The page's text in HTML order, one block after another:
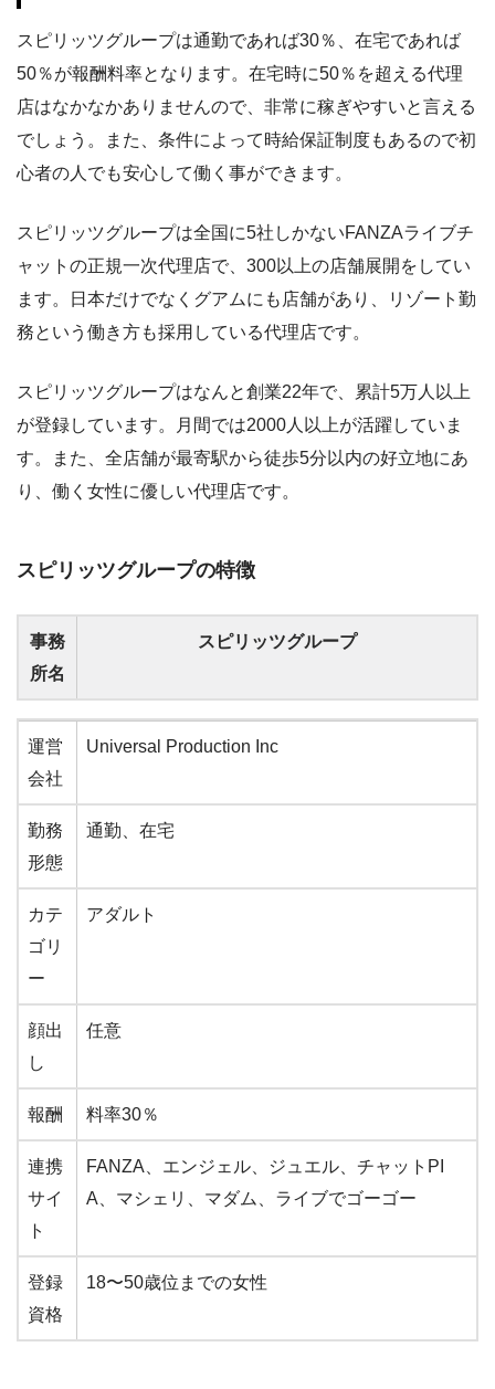
スピリッツグループは通勤であれば30％、在宅であれば
50％が報酬料率となります。在宅時に50％を超える代理
店はなかなかありませんので、非常に稼ぎやすいと言える
でしょう。また、条件によって時給保証制度もあるので初
心者の人でも安心して働く事ができます。
スピリッツグループは全国に5社しかないFANZAライブチ
ャットの正規一次代理店で、300以上の店舗展開をしてい
ます。日本だけでなくグアムにも店舗があり、リゾート勤
務という働き方も採用している代理店です。
スピリッツグループはなんと創業22年で、累計5万人以上
が登録しています。月間では2000人以上が活躍していま
す。また、全店舗が最寄駅から徒歩5分以内の好立地にあ
り、働く女性に優しい代理店です。
スピリッツグループの特徴
事務
所名
スピリッツグループ
事務
所名
スピリッツグループ
運営
会社
Universal Production Inc
勤務
形態
通勤、在宅
カテ
ゴリ
ー
アダルト
顔出
し
任意
報酬 料率30％
連携
サイ
ト
FANZA、エンジェル、ジュエル、チャットPI
A、マシェリ、マダム、ライブでゴーゴー
登録
資格
18〜50歳位までの女性